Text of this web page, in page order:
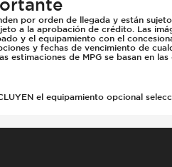
por orden de llegada y están
a la aprobación de crédito. Las
y el equipamiento con el
y fechas de vencimiento de
estimaciones de MPG se basan en
el equipamiento opcional